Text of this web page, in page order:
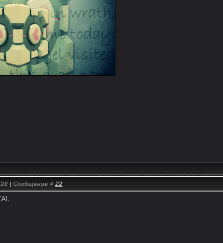
| Сообщение # 22